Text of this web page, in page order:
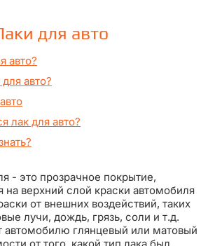
для авто
авто?
авто?
лак для авто?
- это прозрачное покрытие,
на верхний слой краски автомобиля
от внешних воздействий, таких
лучи, дождь, грязь, соли и т.д.
автомобилю глянцевый или матовый